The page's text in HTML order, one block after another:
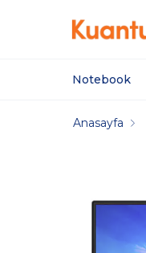
Notebook
Anasayfa